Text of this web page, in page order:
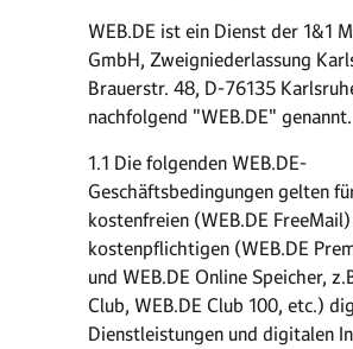
WEB.DE ist ein Dienst der 1&1
GmbH, Zweigniederlassung
Brauerstr. 48, D-76135
nachfolgend "WEB.DE" genannt.
1.1 Die folgenden WEB.DE-
Geschäftsbedingungen gelten
kostenfreien (WEB.DE
kostenpflichtigen (WEB.DE
und WEB.DE Online Speicher,
Club, WEB.DE Club 100, etc.)
Dienstleistungen und digitalen